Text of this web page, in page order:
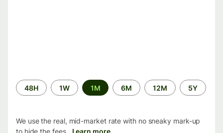
Time
period
48H 1W 1M 6M 12M 5Y
We use the real, mid-market rate with no sneaky mark-up